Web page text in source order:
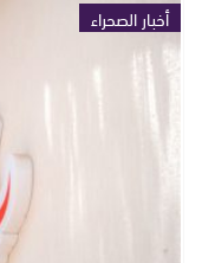
أخبار الصحراء